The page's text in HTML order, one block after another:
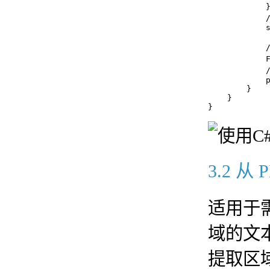
        }
    }
3.2 从
适用于
域的文
提取区